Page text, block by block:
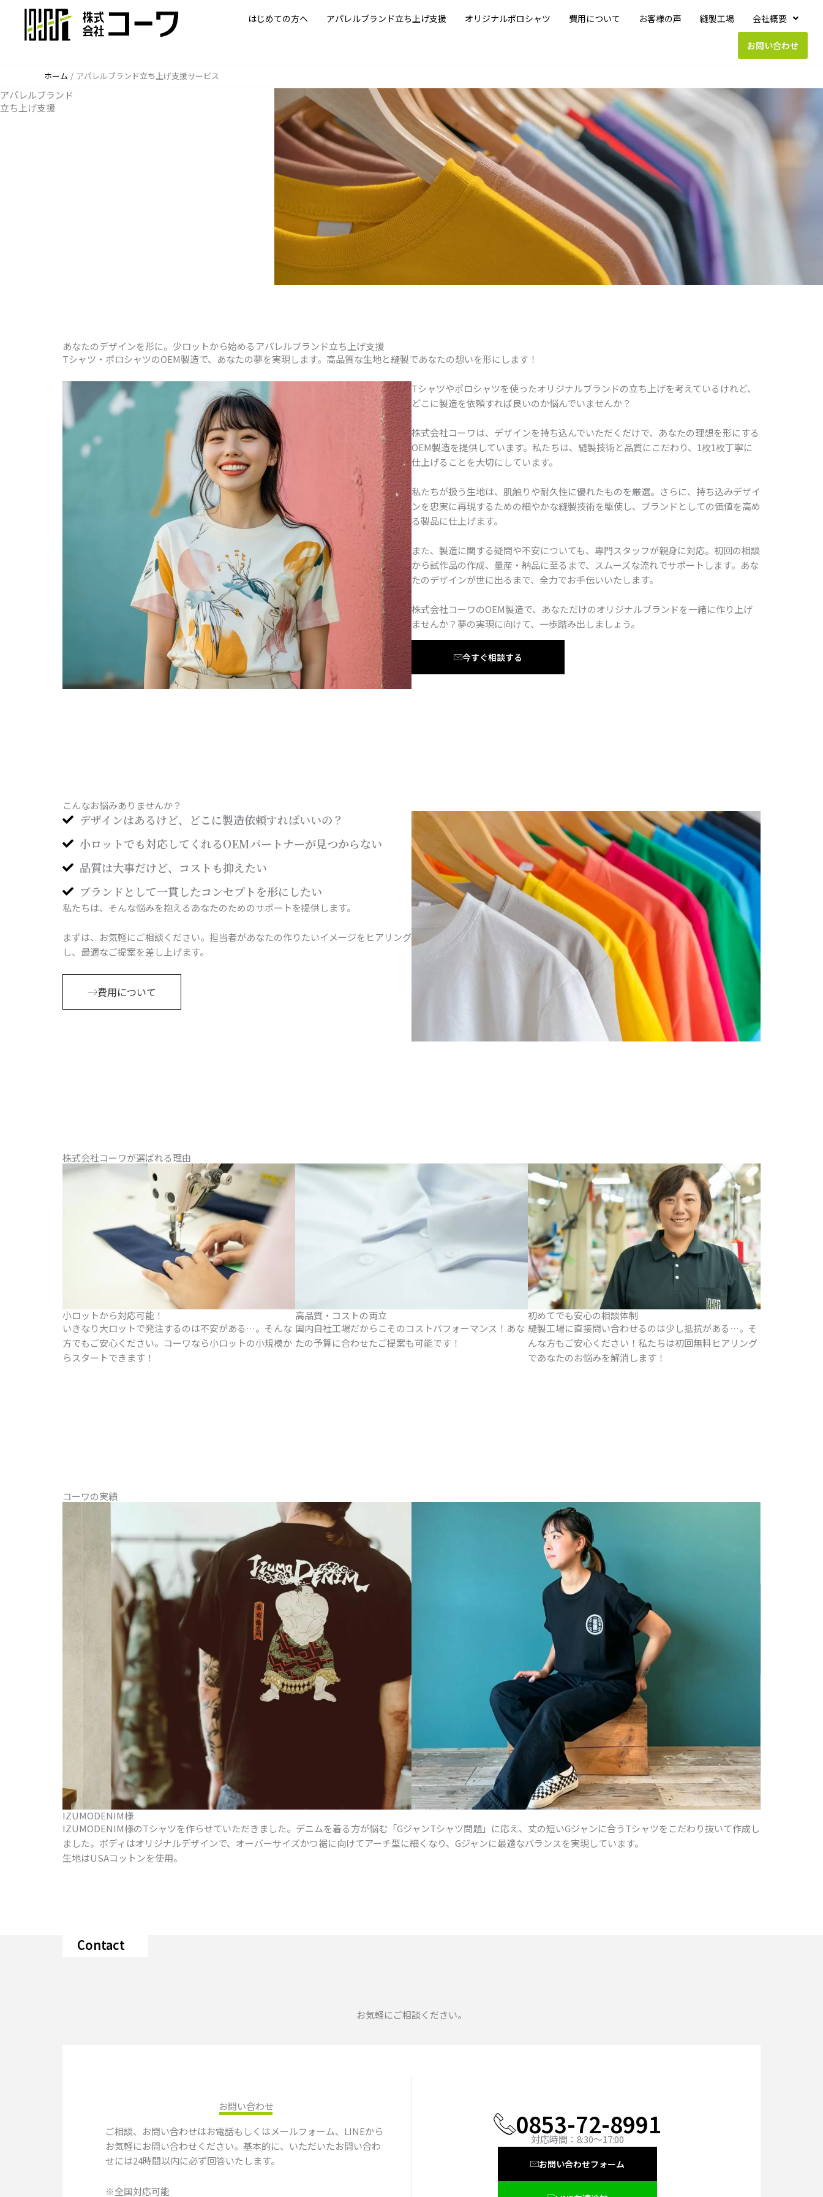
プ
はじめての方へ アパレルブランド立ち上げ支援 オリジナルポロシャツ 費用について お客様の声 縫製工場 会社概要
お問い合わせ
ホーム アパレルブランド立ち上げ支援サービス
アパレルブランド
立ち上げ支援
あなたのデザインを形に。少ロットから始めるアパレルブランド立ち上げ支援
Tシャツ・ポロシャツのOEM製造で、あなたの夢を実現します。高品質な生地と縫製であなたの想いを形にします！
Tシャツやポロシャツを使ったオリジナルブランドの立ち上げを考えているけれど、
どこに製造を依頼すれば良いのか悩んでいませんか？
株式会社コーワは、デザインを持ち込んでいただくだけで、あなたの理想を形にする
OEM製造を提供しています。私たちは、縫製技術と品質にこだわり、1枚1枚丁寧に
仕上げることを大切にしています。
私たちが扱う生地は、肌触りや耐久性に優れたものを厳選。さらに、持ち込みデザイ
ンを忠実に再現するための細やかな縫製技術を駆使し、ブランドとしての価値を高め
る製品に仕上げます。
また、製造に関する疑問や不安についても、専門スタッフが親身に対応。初回の相談
から試作品の作成、量産・納品に至るまで、スムーズな流れでサポートします。あな
たのデザインが世に出るまで、全力でお手伝いいたします。
株式会社コーワのOEM製造で、あなただけのオリジナルブランドを一緒に作り上げ
ませんか？夢の実現に向けて、一歩踏み出しましょう。
今すぐ相談する
こんなお悩みありませんか？
デザインはあるけど、どこに製造依頼すればいいの？
小ロットでも対応してくれるOEMパートナーが見つからない
品質は大事だけど、コストも抑えたい
ブランドとして一貫したコンセプトを形にしたい
私たちは、そんな悩みを抱えるあなたのためのサポートを提供します。
まずは、お気軽にご相談ください。担当者があなたの作りたいイメージをヒアリング
し、最適なご提案を差し上げます。
費用について
株式会社コーワが選ばれる理由
小ロットから対応可能！
いきなり大ロットで発注するのは不安がある…。そんな
方でもご安心ください。コーワなら小ロットの小規模か
らスタートできます！
高品質・コストの両立
国内自社工場だからこそのコストパフォーマンス！あな
たの予算に合わせたご提案も可能です！
初めてでも安心の相談体制
縫製工場に直接問い合わせるのは少し抵抗がある…。そ
んな方もご安心ください！私たちは初回無料ヒアリング
であなたのお悩みを解消します！
コーワの実績
IZUMODENIM様
IZUMODENIM様のTシャツを作らせていただきました。デニムを着る方が悩む「GジャンTシャツ問題」に応え、丈の短いGジャンに合うTシャツをこだわり抜いて作成し
ました。ボディはオリジナルデザインで、オーバーサイズかつ裾に向けてアーチ型に細くなり、Gジャンに最適なバランスを実現しています。
生地はUSAコットンを使用。
Contact
お気軽にご相談ください。
お問い合わせ
ご相談、お問い合わせはお電話もしくはメールフォーム、LINEから
お気軽にお問い合わせください。基本的に、いただいたお問い合わ
せには24時間以内に必ず回答いたします。
※全国対応可能
0853-72-8991
対応時間：8:30〜17:00
お問い合わせフォーム